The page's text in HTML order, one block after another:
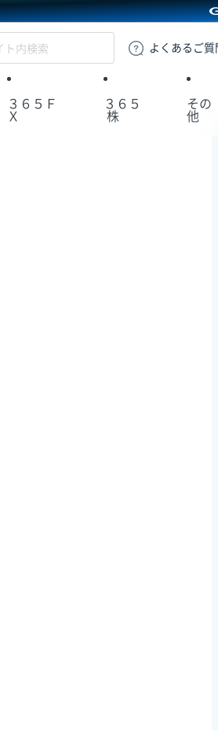
GMOクリック証券
よくある ご質
３６５Ｆ
Ｘ
３６５
株
その
他